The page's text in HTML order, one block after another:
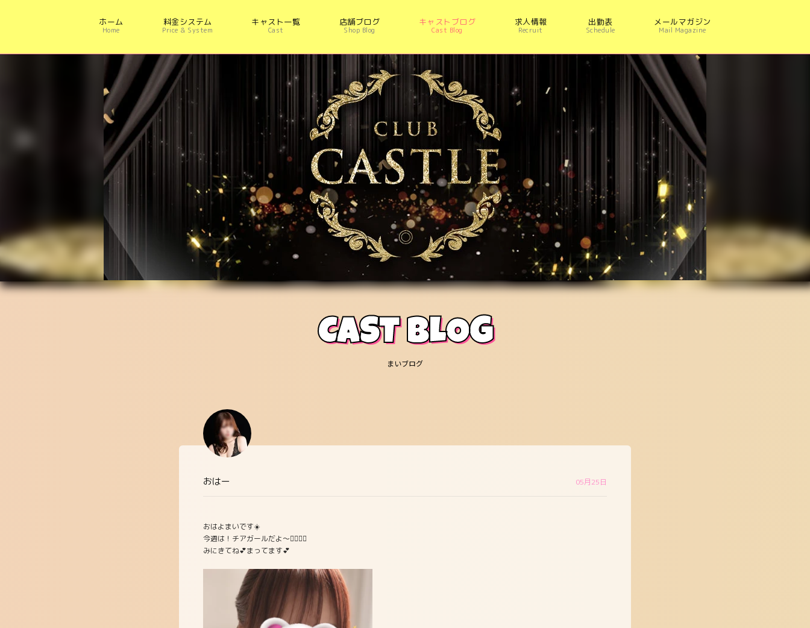
ホーム
Home
料金システム
Price & System
キャスト一覧
Cast
店舗ブログ
Shop Blog
キャストブログ
Cast Blog
求人情報
Recruit
出勤表
Schedule
メールマガジン
Mail Magazine
CAST BLOG
まいブログ
おはー 05月25日
おはよまいです☀️
今週は！チアガールだよ〜✊🏻❤️‍🔥
みにきてね💕︎まってます💕︎